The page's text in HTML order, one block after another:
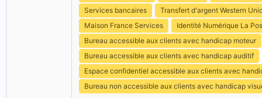
Services bancaires
Transfert d'argent Western
Maison France Services
Identité Numérique La
Bureau accessible aux clients avec handicap moteur
Bureau accessible aux clients avec handicap auditif
Espace confidentiel accessible aux clients avec
Bureau non accessible aux clients avec handicap